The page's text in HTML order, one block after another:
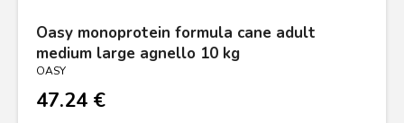
Oasy monoprotein formula cane adult
medium large agnello 10 kg
OASY
47.24 €